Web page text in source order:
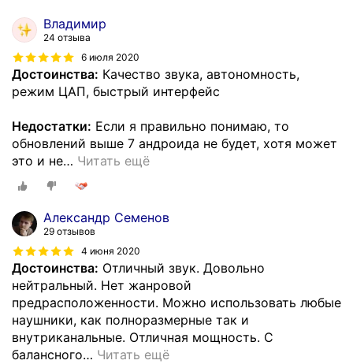
Владимир
24 отзыва
6 июля 2020
Достоинства: Качество звука, автономность,
режим ЦАП, быстрый интерфейс
Недостатки: Если я правильно понимаю, то
обновлений выше 7 андроида не будет, хотя может
это и не… Читать ещё
Александр Семенов
29 отзывов
4 июня 2020
Достоинства: Отличный звук. Довольно
нейтральный. Нет жанровой
предрасположенности. Можно использовать любые
наушники, как полноразмерные так и
внутриканальные. Отличная мощность. С
балансного… Читать ещё